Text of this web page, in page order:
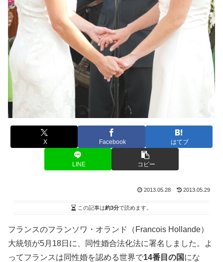
X Facebook はてブ
LINE コピー
2013.05.28 2013.05.29
この記事は約3分で読めます。
フランスのフランソワ・オランド（Francois Hollande）
大統領が5月18日に、同性婚合法化法に署名しました。よ
ってフランスは同性婚を認める世界で14番目の国にな